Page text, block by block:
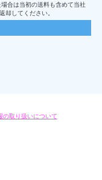
合は当初の送料も含めて当社
却してください。
の取り扱いについて